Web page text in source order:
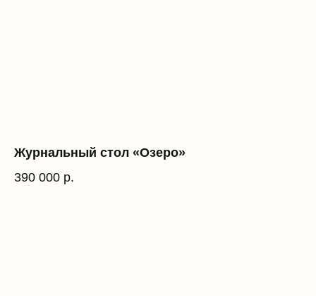
Журнальный стол «Озеро»
390 000 р.